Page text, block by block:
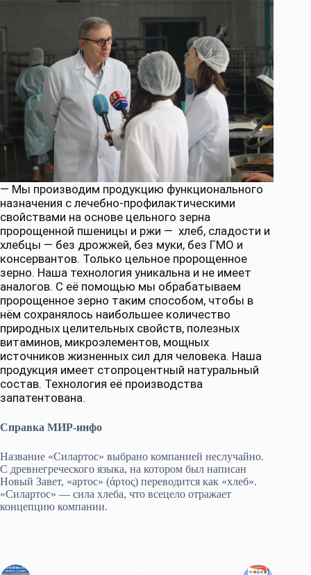
— Мы производим продукцию функционального
назначения с лечебно-профилактическими
свойствами на основе цельного зерна
пророщенной пшеницы и ржи — хлеб, сладости и
хлебцы — без дрожжей, без муки, без ГМО и
консервантов. Только цельное пророщенное
зерно. Наша технология уникальна и не имеет
аналогов. С её помощью мы обрабатываем
пророщенное зерно таким способом, чтобы в
нём сохранялось наибольшее количество
природных целительных свойств, полезных
витаминов, микроэлементов, мощных
источников жизненных сил для человека. Наша
продукция имеет стопроцентный натуральный
состав. Технология её производства
запатентована.
Справка МИР-инфо
Название «Силартос» выбрано компанией неслучайно.
С древнегреческого языка, на котором был написан
Новый Завет, «артос» (άρτος) переводится как «хлеб».
«Силартос» — сила хлеба, что всецело отражает
концепцию компании.